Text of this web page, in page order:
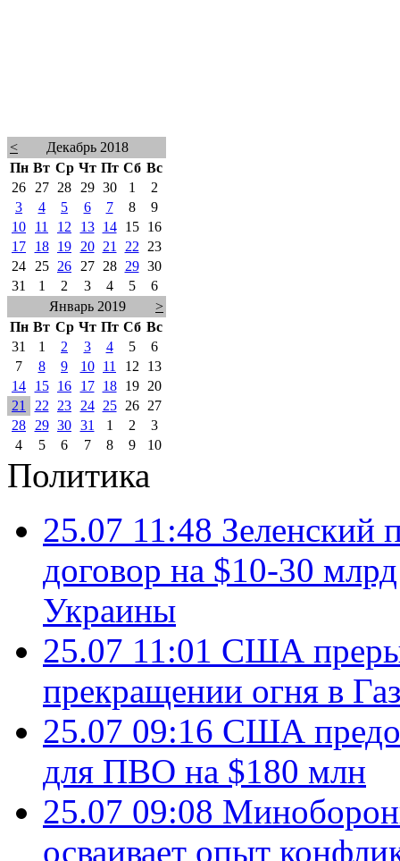
<
Декабрь 2018
Пн Вт Ср Чт Пт Сб Вс
26
27 28 29 30 1
2
3
4 5 6 7 8
9
10
11 12 13 14 15
16
17
18 19 20 21 22
23
24
25 26 27 28 29 30
31
1 2 3 4 5
6
Январь 2019
>
Пн Вт Ср Чт Пт Сб Вс
31
1 2 3 4 5
6
7
8 9 10 11 12
13
14
15 16 17 18 19
20
21
22 23 24 25 26
27
28
29 30 31 1 2
3
4
5 6 7 8 9 10
Политика
25.07 11:48 Зеленский
договор на $10-30
Украины
25.07 11:01 США
прекращении огня в
25.07 09:16 США
для ПВО на $180 млн
25.07 09:08
осваивает опыт